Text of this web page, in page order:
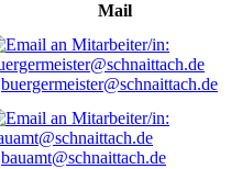
Mail
buergermeister@schnaittach.de
bauamt@schnaittach.de